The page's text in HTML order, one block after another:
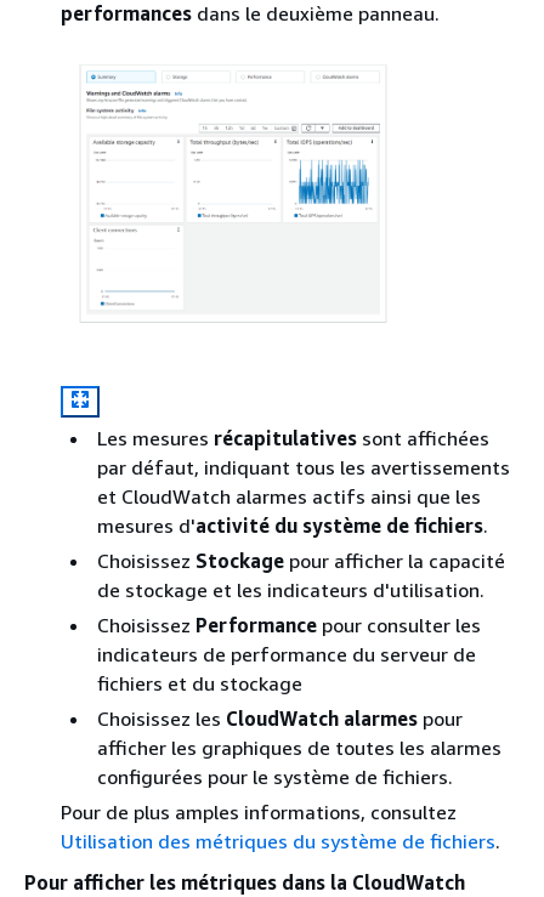
performances dans le deuxième panneau.
Les mesures récapitulatives sont affichées
par défaut, indiquant tous les avertissements
et CloudWatch alarmes actifs ainsi que les
mesures d'activité du système de fichiers.
Choisissez Stockage pour afficher la capacité
de stockage et les indicateurs d'utilisation.
Choisissez Performance pour consulter les
indicateurs de performance du serveur de
fichiers et du stockage
Choisissez les CloudWatch alarmes pour
afficher les graphiques de toutes les alarmes
configurées pour le système de fichiers.
Pour de plus amples informations, consultez
Utilisation des métriques du système de fichiers.
Pour afficher les métriques dans la CloudWatch